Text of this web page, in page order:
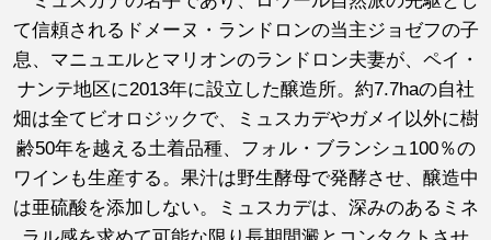
て信頼されるドメーヌ・ランドロンの当主ジョゼフの子
息、マニュエルとマリオンのランドロン夫妻が、ペイ・
ナンテ地区に2013年に設立した醸造所。約7.7haの自社
畑は全てビオロジックで、ミュスカデやガメイ以外に樹
齢50年を越える土着品種、フォル・ブランシュ100％の
ワインも生産する。果汁は野生酵母で発酵させ、醸造中
は亜硫酸を添加しない。ミュスカデは、深みのあるミネ